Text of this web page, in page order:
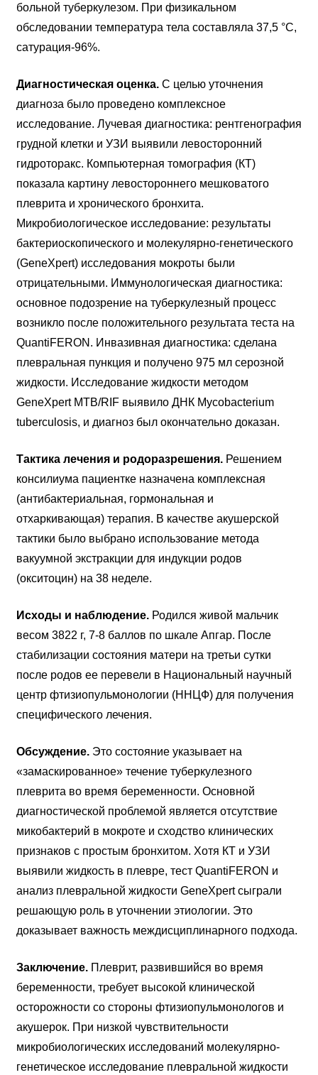
больной туберкулезом. При физикальном
обследовании температура тела составляла 37,5 °C,
сатурация-96%.
Диагностическая оценка. С целью уточнения
диагноза было проведено комплексное
исследование. Лучевая диагностика: рентгенография
грудной клетки и УЗИ выявили левосторонний
гидроторакс. Компьютерная томография (КТ)
показала картину левостороннего мешковатого
плеврита и хронического бронхита.
Микробиологическое исследование: результаты
бактериоскопического и молекулярно-генетического
(GeneXpert) исследования мокроты были
отрицательными. Иммунологическая диагностика:
основное подозрение на туберкулезный процесс
возникло после положительного результата теста на
QuantiFERON. Инвазивная диагностика: сделана
плевральная пункция и получено 975 мл серозной
жидкости. Исследование жидкости методом
GeneXpert MTB/RIF выявило ДНК Mycobacterium
tuberculosis, и диагноз был окончательно доказан.
Тактика лечения и родоразрешения.Решением
консилиума пациентке назначена комплексная
(антибактериальная, гормональная и
отхаркивающая) терапия. В качестве акушерской
тактики было выбрано использование метода
вакуумной экстракции для индукции родов
(окситоцин) на 38 неделе.
Исходы и наблюдение.Родился живой мальчик
весом 3822 г, 7-8 баллов по шкале Апгар. После
стабилизации состояния матери на третьи сутки
после родов ее перевели в Национальный научный
центр фтизиопульмонологии (ННЦФ) для получения
специфического лечения.
Обсуждение.Это состояние указывает на
«замаскированное» течение туберкулезного
плеврита во время беременности. Основной
диагностической проблемой является отсутствие
микобактерий в мокроте и сходство клинических
признаков с простым бронхитом. Хотя КТ и УЗИ
выявили жидкость в плевре, тест QuantiFERON и
анализ плевральной жидкости GeneXpert сыграли
решающую роль в уточнении этиологии. Это
доказывает важность междисциплинарного подхода.
Заключение.Плеврит, развившийся во время
беременности, требует высокой клинической
осторожности со стороны фтизиопульмонологов и
акушерок. При низкой чувствительности
микробиологических исследований молекулярно-
генетическое исследование плевральной жидкости